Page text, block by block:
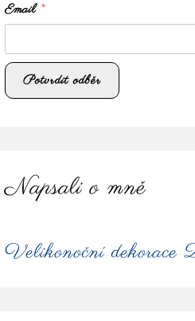
Email *
Napsali o mně
Velikonoční dekorace